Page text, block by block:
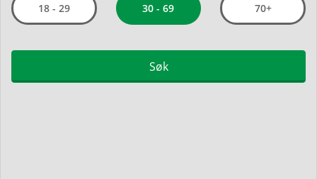
18 - 29 30 - 69 70+
Søk